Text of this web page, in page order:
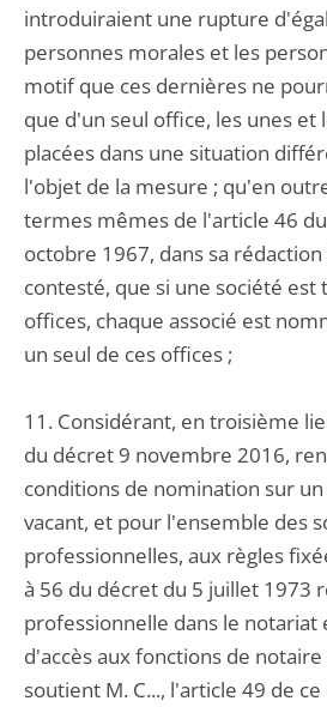
introduiraient une rupture
personnes morales et les
motif que ces dernières ne
que d'un seul office, les unes et
placées dans une situation
l'objet de la mesure ; qu'en
termes mêmes de l'article 46
octobre 1967, dans sa
contesté, que si une société
offices, chaque associé est
un seul de ces offices ;
11. Considérant, en troisième
du décret 9 novembre 2016,
conditions de nomination sur
vacant, et pour l'ensemble des
professionnelles, aux règles
à 56 du décret du 5 juillet 1973
professionnelle dans le notariat
d'accès aux fonctions de
soutient M. C..., l'article 49 de